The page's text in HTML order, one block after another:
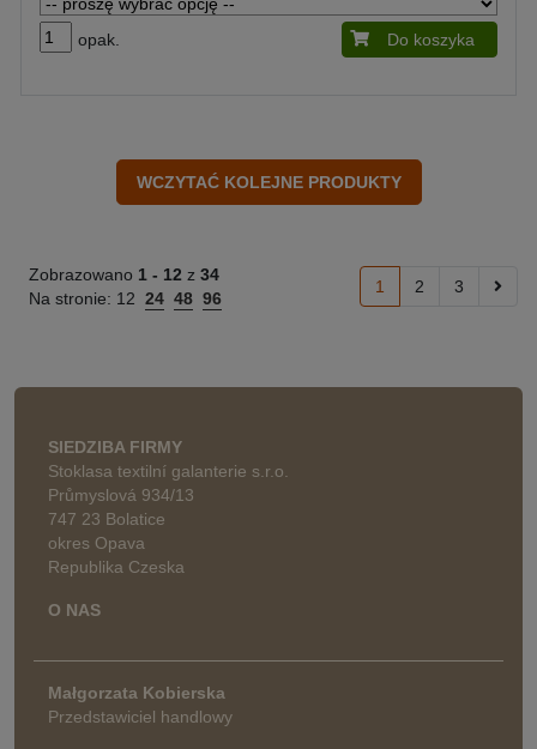
opak. Do koszyka
Zobrazowano 1 - 12 z 34
Na stronie: 12 24 48 96
1 2 3
SIEDZIBA FIRMY
Stoklasa textilní galanterie s.r.o.
Průmyslová 934/13
747 23 Bolatice
okres Opava
Republika Czeska
O NAS
Małgorzata Kobierska
Przedstawiciel handlowy